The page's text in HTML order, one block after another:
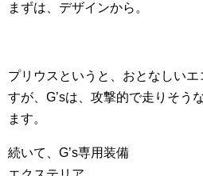
まずは、デザインから。
プリウスというと、おとなしい
すが、G’sは、攻撃的で走りそう
ます。
続いて、G’s専用装備